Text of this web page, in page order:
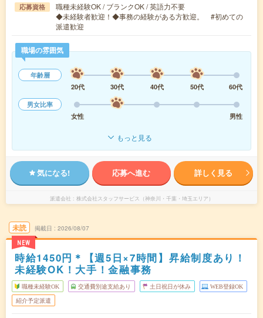
応募資格
職種未経験OK / ブランクOK / 英語力不要
◆未経験者歓迎！◆事務の経験がある方歓迎。 #初めての
派遣歓迎
職場の雰囲気
年齢層
20代
30代 40代 50代
60代
男女比率
女性
男性
もっと見る
気になる! 応募へ進む 詳しく見る
派遣会社 株式会社スタッフサービス（神奈川・千葉・埼玉エリア）
未読
NEW
掲載日 2026/08/07
時給1450円＊【週5日×7時間】昇給制度あり！
未経験OK！大手！金融事務
職種未経験OK 交通費別途支給あり 土日祝日が休み WEB登録OK
紹介予定派遣